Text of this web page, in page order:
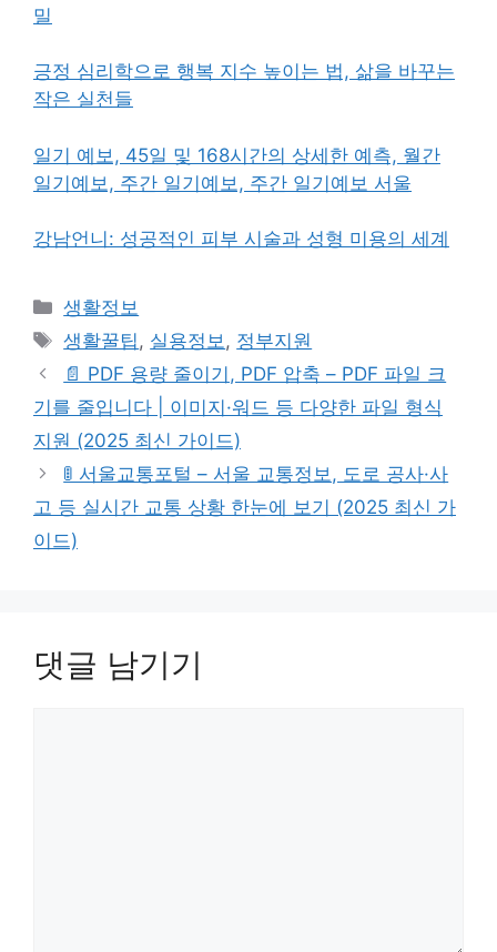
밀
긍정 심리학으로 행복 지수 높이는 법, 삶을 바꾸는
작은 실천들
일기 예보, 45일 및 168시간의 상세한 예측, 월간
일기예보, 주간 일기예보, 주간 일기예보 서울
강남언니: 성공적인 피부 시술과 성형 미용의 세계
카
테
리
생활정보
태
그
생활꿀팁, 실용정보, 정부지원
📄 PDF 용량 줄이기, PDF 압축 – PDF 파일 크
기를 줄입니다 | 이미지·워드 등 다양한 파일 형식
지원 (2025 최신 가이드)
🚦 서울교통포털 – 서울 교통정보, 도로 공사·사
고 등 실시간 교통 상황 한눈에 보기 (2025 최신 가
이드)
댓글 남기기